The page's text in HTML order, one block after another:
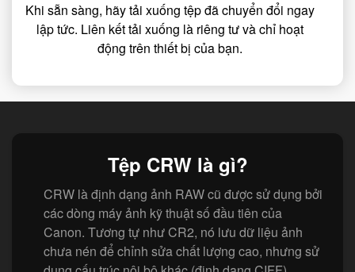
Khi sẵn sàng, hãy tải xuống tệp đã chuyển đổi ngay
lập tức. Liên kết tải xuống là riêng tư và chỉ hoạt
động trên thiết bị của bạn.
Tệp CRW là gì?
CRW là định dạng ảnh RAW cũ được sử dụng bởi
các dòng máy ảnh kỹ thuật số đầu tiên của
Canon. Tương tự như CR2, nó lưu dữ liệu ảnh
chưa nén để chỉnh sửa chất lượng cao, nhưng sử